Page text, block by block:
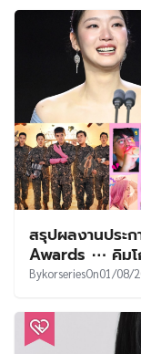
สรุปผลงานประ
Awards ⋯ คิม
BykorseriesOn01/08/